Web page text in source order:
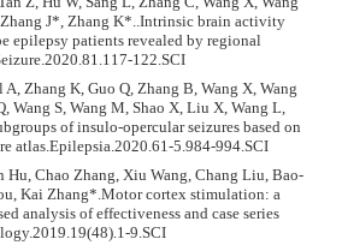
J*, Zhang K*..Intrinsic brain activity
epilepsy patients revealed by regional
122.SCI
Zhang K, Guo Q, Zhang B, Wang X, Wang
Wang S, Wang M, Shao X, Liu X, Wang L,
of insulo-opercular seizures based on
atlas.Epilepsia.2020.61-5.984-994.SCI
Hu, Chao Zhang, Xiu Wang, Chang Liu, Bao-
Kai Zhang*.Motor cortex stimulation: a
analysis of effectiveness and case series
9.SCI